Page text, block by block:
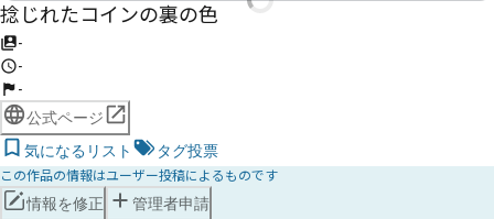
捻じれたコインの裏の色
-
-
-
公式ページ
気になるリスト
タグ投票
この作品の情報はユーザー投稿によるものです
情報を修正 管理者申請